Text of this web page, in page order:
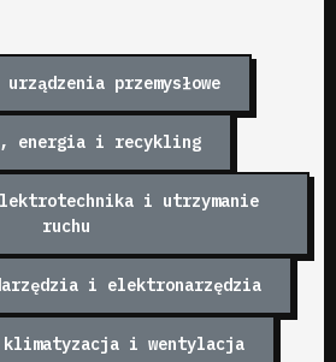
przemysłowe
energia i recykling
i utrzymanie
ruchu
i elektronarzędzia
klimatyzacja i wentylacja